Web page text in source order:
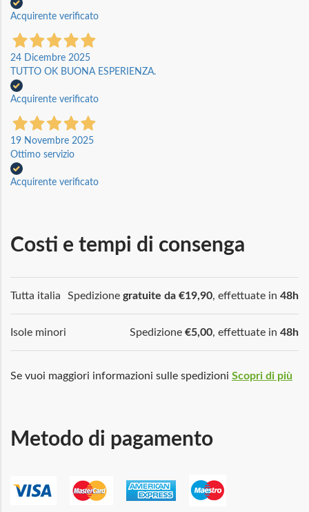
Acquirente verificato
24 Dicembre 2025
TUTTO OK BUONA ESPERIENZA.
Acquirente verificato
19 Novembre 2025
Ottimo servizio
Acquirente verificato
Costi e tempi di consenga
Tutta italia Spedizione gratuite da €19,90, effettuate in 48h
Isole minori Spedizione €5,00, effettuate in 48h
Se vuoi maggiori informazioni sulle spedizioni Scopri di più
Metodo di pagamento